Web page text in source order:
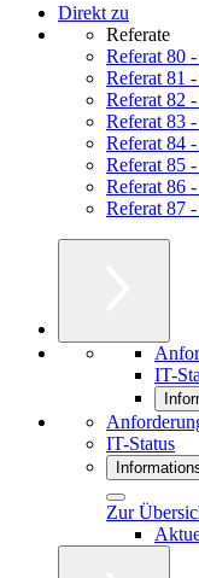
Direkt zu
Referate
Referat 80
Referat 81
Referat 82
Referat 83
Referat 84
Referat 85
Referat 86
Referat 87
IT-
IT-Status
Zur